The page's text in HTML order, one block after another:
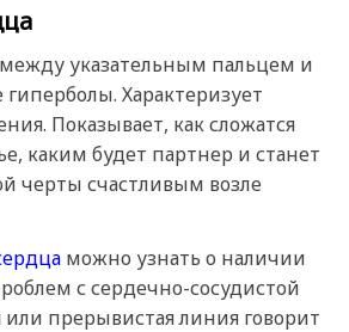
указательным пальцем и
Характеризует
Показывает, как сложатся
каким будет партнер и станет
черты счастливым возле
можно узнать о наличии
с сердечно-сосудистой
прерывистая линия говорит